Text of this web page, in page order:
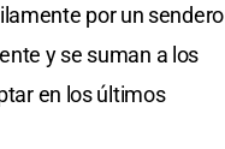
por un sendero
y se suman a los
en los últimos